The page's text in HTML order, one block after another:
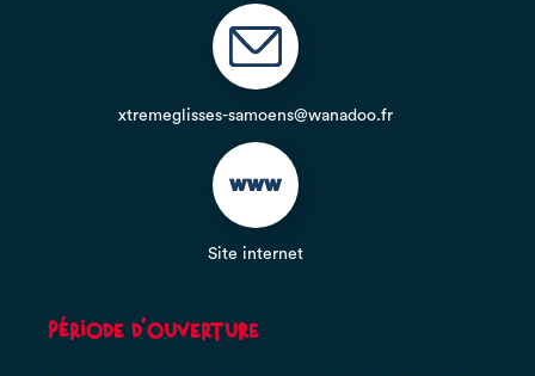
xtremeglisses-samoens@wanadoo.fr
Site internet
Période d'ouverture